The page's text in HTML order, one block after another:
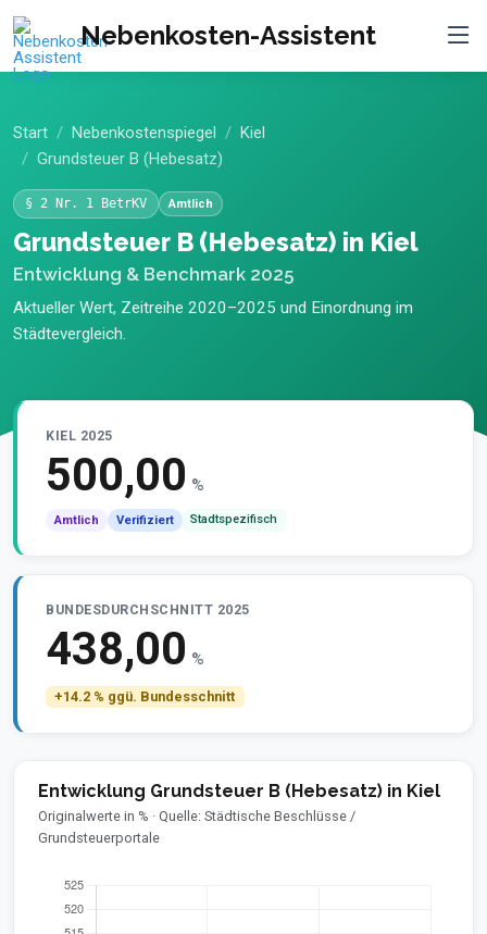
Nebenkosten-Assistent
Start Nebenkostenspiegel
Kiel
Grundsteuer B (Hebesatz)
§ 2 Nr. 1 BetrKV Amtlich
Grundsteuer B (Hebesatz) in Kiel
Entwicklung & Benchmark 2025
Aktueller Wert, Zeitreihe 2020–2025 und Einordnung im
Städtevergleich.
KIEL 2025
500,00 %
Amtlich Verifiziert Stadtspezifisch
BUNDESDURCHSCHNITT 2025
438,00 %
+14.2 % ggü. Bundesschnitt
Entwicklung Grundsteuer B (Hebesatz) in Kiel
Originalwerte in % · Quelle: Städtische Beschlüsse /
Grundsteuerportale